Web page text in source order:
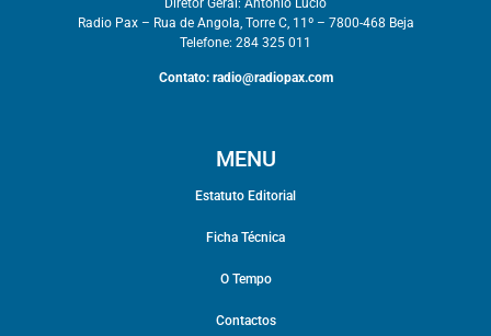
Diretor Geral: António Lúcio
Radio Pax – Rua de Angola, Torre C, 11º – 7800-468 Beja
Telefone: 284 325 011
Contato: radio@radiopax.com
MENU
Estatuto Editorial
Ficha Técnica
O Tempo
Contactos